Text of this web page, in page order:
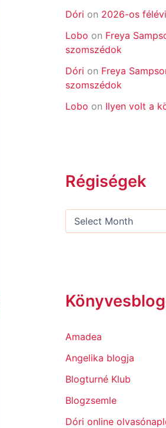
Dóri on 2026-os
Lobo on Freya
szomszédok
Dóri on Freya
szomszédok
Lobo on Ilyen volt a
Régiségek
Amadea
Angelika blogja
Blogturné Klub
Blogzsemle
Dóri online